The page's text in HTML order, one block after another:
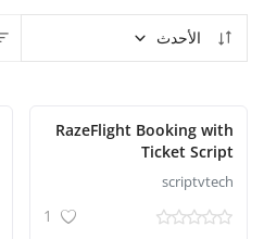
RazeFlight Booking with
Ticket Script
scriptvtech